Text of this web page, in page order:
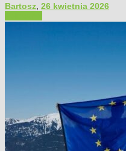
Bartosz, 26 kwietnia 2026